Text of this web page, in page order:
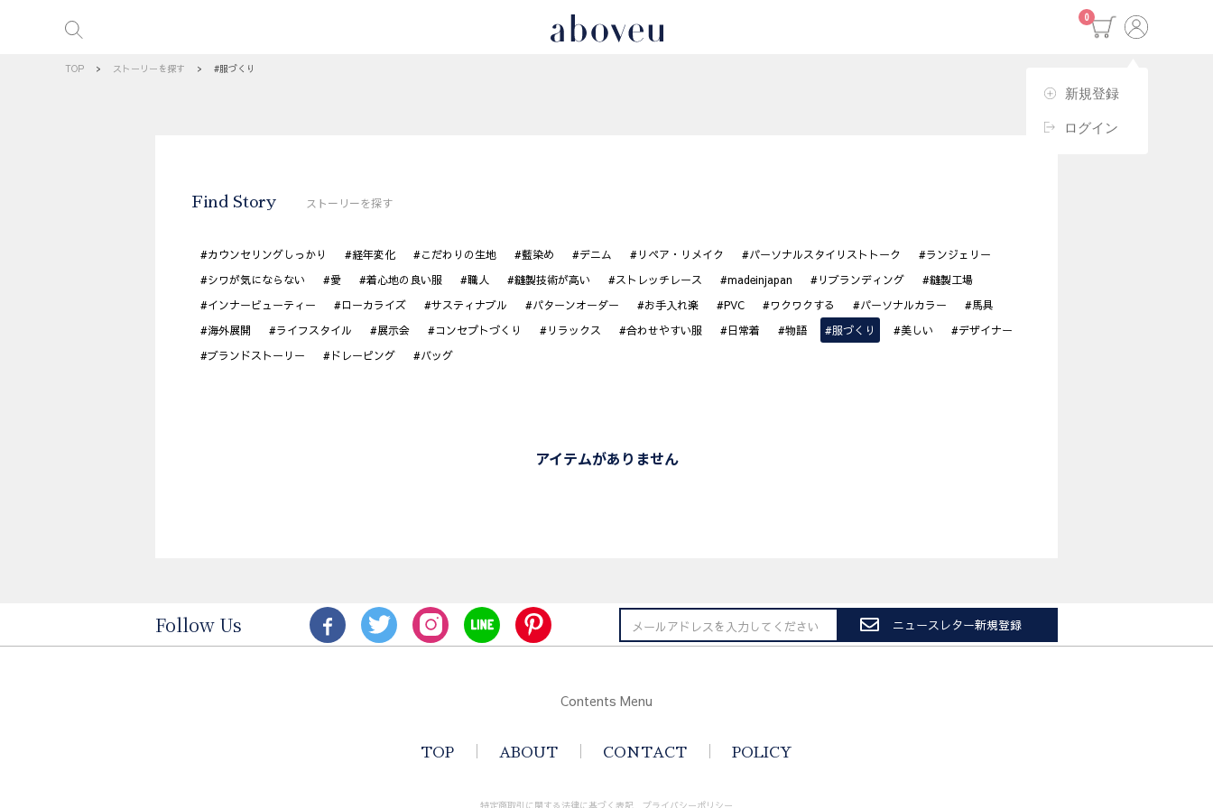
0
新規登録
ログイン
TOP > ストーリーを探す > #服づくり
Find Story ストーリーを探す
#カウンセリングしっかり #経年変化 #こだわりの生地 #藍染め #デニム #リペア・リメイク #パーソナルスタイリストトーク
#ランジェリー
#シワが気にならない
#愛 #着心地の良い服 #職人 #縫製技術が高い #ストレッチレース #madeinjapan #リブランディング
#縫製工場
#インナービューティー
#ローカライズ #サスティナブル #パターンオーダー #お手入れ楽 #PVC #ワクワクする #パーソナルカラー
#馬具
#海外展開
#ライフスタイル #展示会 #コンセプトづくり #リラックス #合わせやすい服 #日常着 #物語 #服づくり #美しい
#デザイナー
#ブランドストーリー
#ドレーピング #バッグ
アイテムがありません
Follow Us
Contents Menu
TOP ABOUT CONTACT POLICY
特定商取引に関する法律に基づく表記 プライバシーポリシー